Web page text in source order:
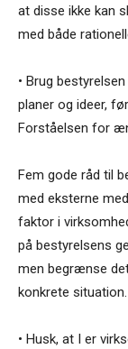
at disse ikke kan
med både
• Brug
planer og ideer,
Forståelsen for
Fem gode råd til
med eksterne
faktor i
på bestyrelsens
men begrænse
konkrete situation.
• Husk, at I er